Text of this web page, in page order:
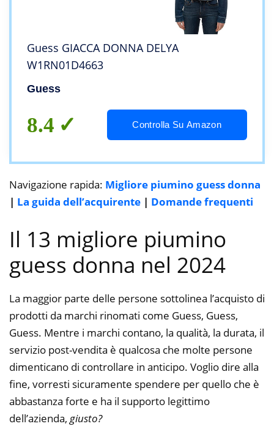
Guess GIACCA DONNA DELYA
W1RN01D4663
Guess
8.4 Controlla Su Amazon
Navigazione rapida: Migliore piumino guess donna
| La guida dell’acquirente | Domande frequenti
Il 13 migliore piumino
guess donna nel 2024
La maggior parte delle persone sottolinea l’acquisto di
prodotti da marchi rinomati come Guess, Guess,
Guess. Mentre i marchi contano, la qualità, la durata, il
servizio post-vendita è qualcosa che molte persone
dimenticano di controllare in anticipo. Voglio dire alla
fine, vorresti sicuramente spendere per quello che è
abbastanza forte e ha il supporto legittimo
dell’azienda, giusto?